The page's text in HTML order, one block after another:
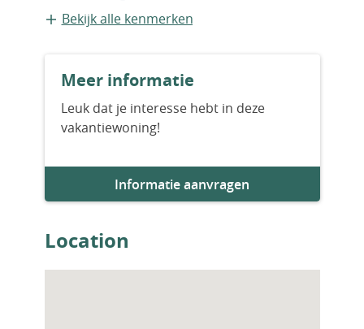
Appartement
Bestaande bouw
Bouwjaar
Aantal slaapkamers
Aantal badkamers
Bekijk alle kenmerken
Meer informatie
Leuk dat je interesse hebt in deze
vakantiewoning!
Informatie aanvragen
Location